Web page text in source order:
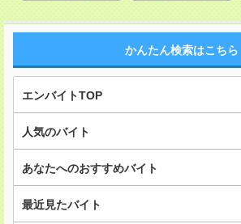
かんたん検索はこちら
エンバイトTOP
人気のバイト
あなたへのおすすめバイト
最近見たバイト